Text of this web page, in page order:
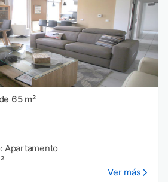
65 m²
Apartamento
Ver más